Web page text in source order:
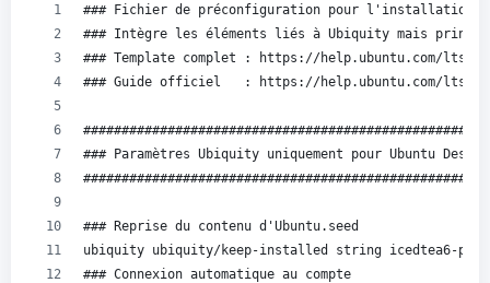
### Fichier de préconfiguration pour l'installation
### Intègre les éléments liés à Ubiquity mais
### Template complet : https://help.ubuntu.com/lts/
### Guide officiel   : https://help.ubuntu.com/lts/
### Paramètres Ubiquity uniquement pour Ubuntu
### Reprise du contenu d'Ubuntu.seed
ubiquity ubiquity/keep-installed string icedtea6-
### Connexion automatique au compte